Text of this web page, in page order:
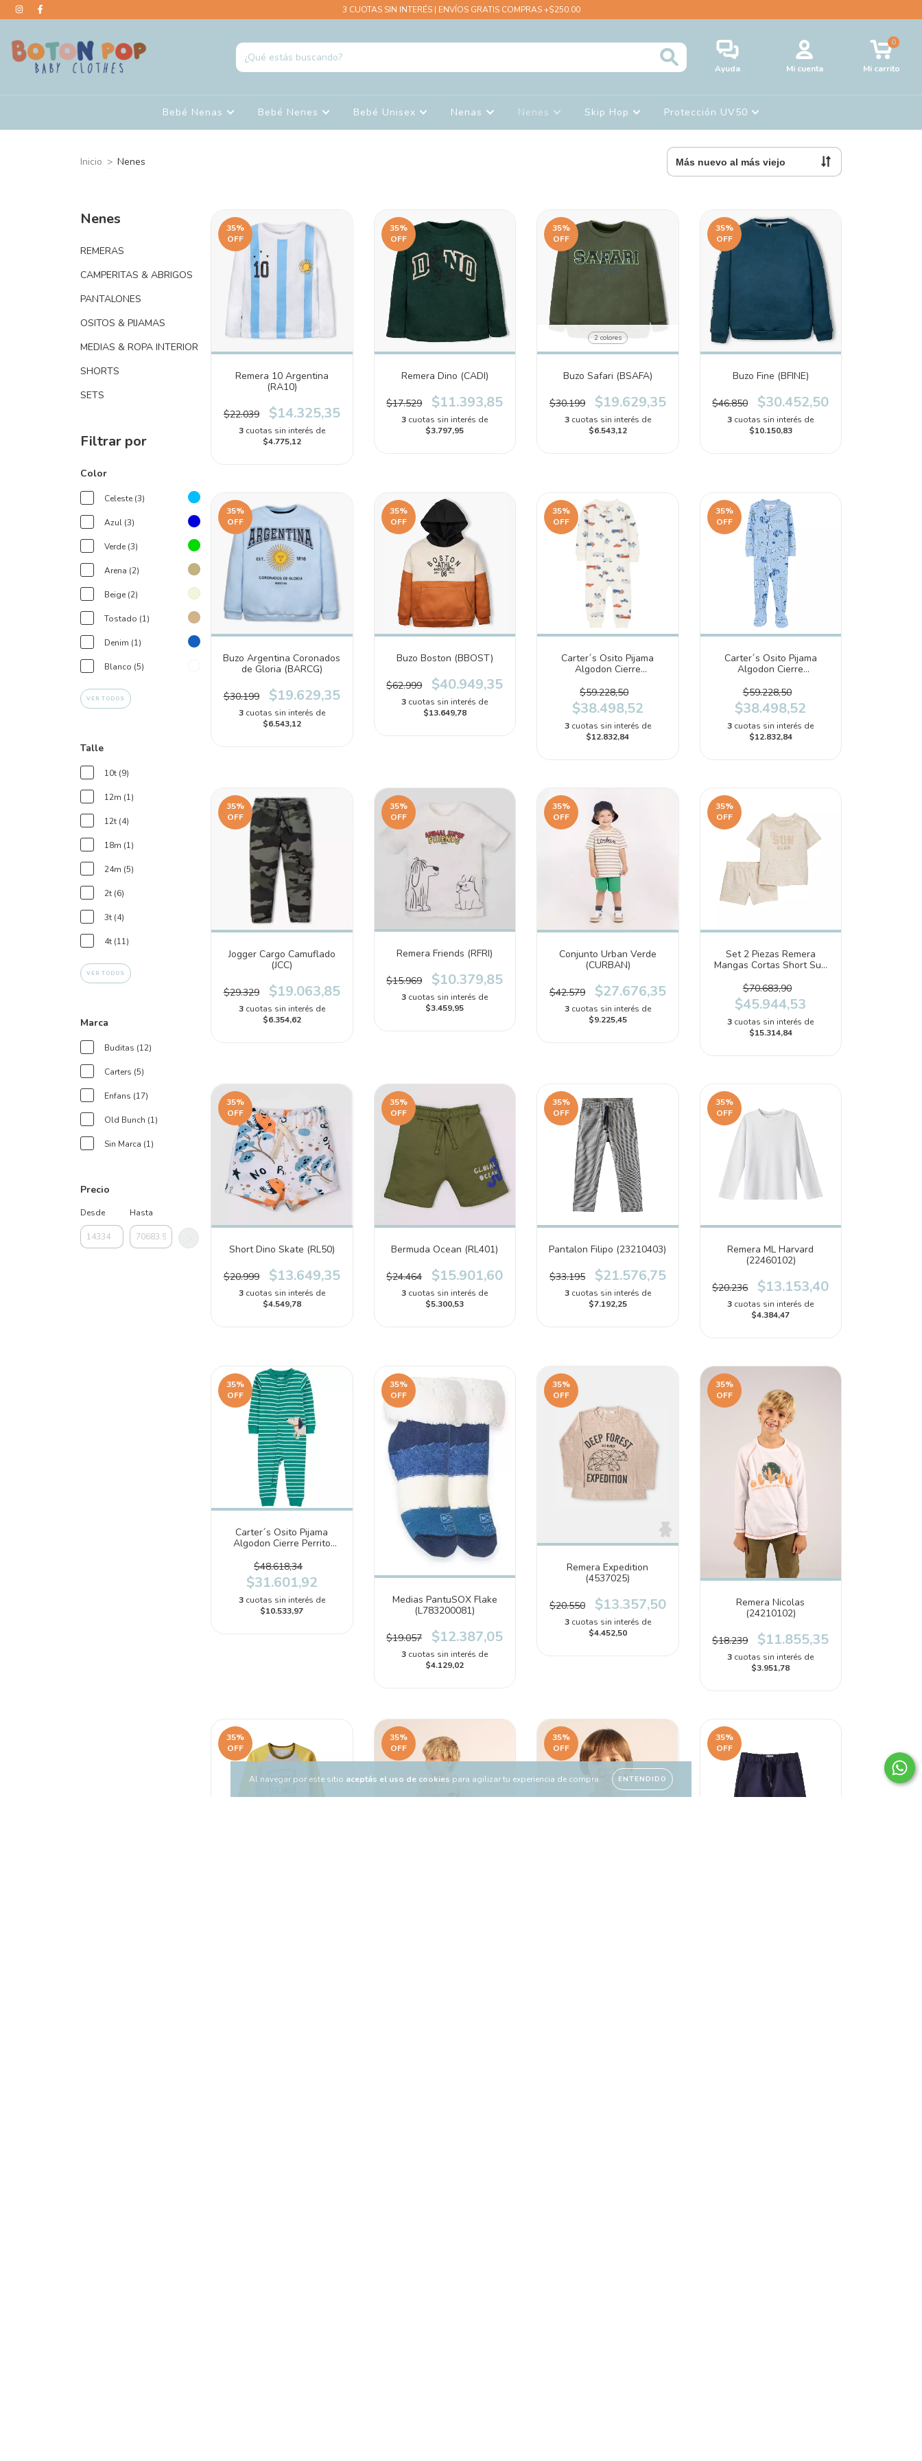
3 CUOTAS SIN INTERÉS | ENVÍOS GRATIS COMPRAS +$250.00
Ayuda Mi cuenta Mi carrito
0
Bebé Nenas Bebé Nenes Bebé Unisex Nenas Nenes Skip Hop Protección UV50
Al navegar por este sitio aceptás el uso de cookies para agilizar tu experiencia de compra. ENTENDIDO
Inicio > Nenes
Nenes
REMERAS
CAMPERITAS & ABRIGOS
PANTALONES
OSITOS & PIJAMAS
MEDIAS & ROPA INTERIOR
SHORTS
SETS
Filtrar por
Color
Celeste (3)
Azul (3)
Verde (3)
Arena (2)
Beige (2)
Tostado (1)
Denim (1)
Blanco (5)
VER TODOS
Talle
10t (9)
12m (1)
12t (4)
18m (1)
24m (5)
2t (6)
3t (4)
4t (11)
VER TODOS
Marca
Buditas (12)
Carters (5)
Enfans (17)
Old Bunch (1)
Sin Marca (1)
Precio
Desde Hasta
35%
OFF
Remera 10 Argentina
(RA10)
$22.039 $14.325,35
3 cuotas sin interés de
$4.775,12
35%
OFF
Remera Dino (CADI)
$17.529 $11.393,85
3 cuotas sin interés de
$3.797,95
35%
OFF
2 colores
Buzo Safari (BSAFA)
$30.199 $19.629,35
3 cuotas sin interés de
$6.543,12
35%
OFF
Buzo Fine (BFINE)
$46.850 $30.452,50
3 cuotas sin interés de
$10.150,83
35%
OFF
Buzo Argentina Coronados
de Gloria (BARCG)
$30.199 $19.629,35
3 cuotas sin interés de
$6.543,12
35%
OFF
Buzo Boston (BBOST)
$62.999 $40.949,35
3 cuotas sin interés de
$13.649,78
35%
OFF
Carter´s Osito Pijama
Algodon Cierre
$59.228,50
$38.498,52
3 cuotas sin interés de
$12.832,84
35%
OFF
Carter´s Osito Pijama
Algodon Cierre
$59.228,50
$38.498,52
3 cuotas sin interés de
$12.832,84
35%
OFF
Jogger Cargo Camuflado
(JCC)
$29.329 $19.063,85
3 cuotas sin interés de
$6.354,62
35%
OFF
Remera Friends (RFRI)
$15.969 $10.379,85
3 cuotas sin interés de
$3.459,95
35%
OFF
Conjunto Urban Verde
(CURBAN)
$42.579 $27.676,35
3 cuotas sin interés de
$9.225,45
35%
OFF
Set 2 Piezas Remera
Mangas Cortas Short Sun
$70.683,90
$45.944,53
3 cuotas sin interés de
$15.314,84
35%
OFF
Short Dino Skate (RL50)
$20.999 $13.649,35
3 cuotas sin interés de
$4.549,78
35%
OFF
Bermuda Ocean (RL401)
$24.464 $15.901,60
3 cuotas sin interés de
$5.300,53
35%
OFF
Pantalon Filipo (23210403)
$33.195 $21.576,75
3 cuotas sin interés de
$7.192,25
35%
OFF
Remera ML Harvard
(22460102)
$20.236 $13.153,40
3 cuotas sin interés de
$4.384,47
35%
OFF
Carter´s Osito Pijama
Algodon Cierre Perrito
$48.618,34
$31.601,92
3 cuotas sin interés de
$10.533,97
35%
OFF
Medias PantuSOX Flake
(L783200081)
$19.057 $12.387,05
3 cuotas sin interés de
$4.129,02
35%
OFF
Remera Expedition
(4537025)
$20.550 $13.357,50
3 cuotas sin interés de
$4.452,50
35%
OFF
Remera Nicolas
(24210102)
$18.239 $11.855,35
3 cuotas sin interés de
$3.951,78
35%
OFF
35%
OFF
35%
OFF
35%
OFF